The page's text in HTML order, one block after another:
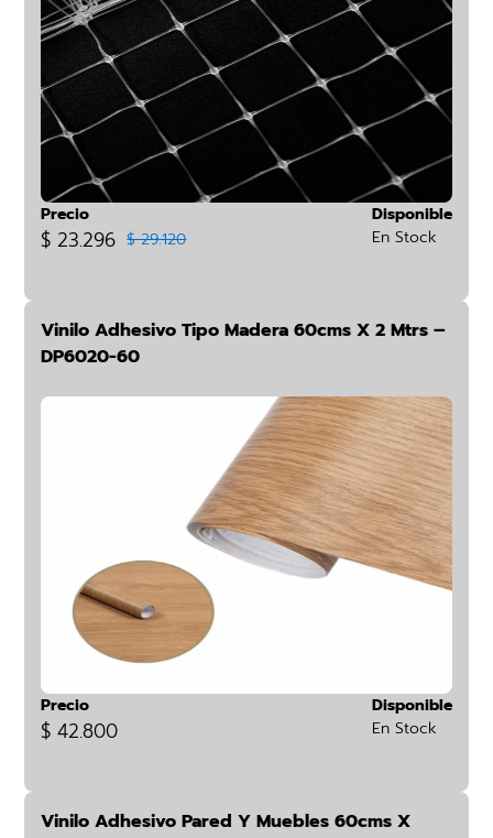
Precio
$ 23.296 $ 29.120
Disponible
En Stock
Vinilo Adhesivo Tipo Madera 60cms X 2 Mtrs –
DP6020-60
Precio
$ 42.800
Disponible
En Stock
Vinilo Adhesivo Pared Y Muebles 60cms X